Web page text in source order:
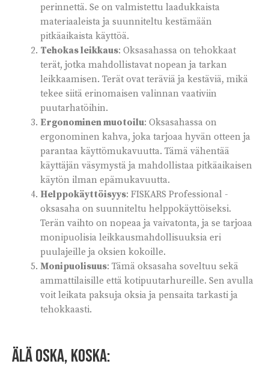
perinnettä. Se on valmistettu laadukkaista
materiaaleista ja suunniteltu kestämään
pitkäaikaista käyttöä.
Tehokas leikkaus: Oksasahassa on tehokkaat
terät, jotka mahdollistavat nopean ja tarkan
leikkaamisen. Terät ovat teräviä ja kestäviä, mikä
tekee siitä erinomaisen valinnan vaativiin
puutarhatöihin.
Ergonominen muotoilu: Oksasahassa on
ergonominen kahva, joka tarjoaa hyvän otteen ja
parantaa käyttömukavuutta. Tämä vähentää
käyttäjän väsymystä ja mahdollistaa pitkäaikaisen
käytön ilman epämukavuutta.
Helppokäyttöisyys: FISKARS Professional -
oksasaha on suunniteltu helppokäyttöiseksi.
Terän vaihto on nopeaa ja vaivatonta, ja se tarjoaa
monipuolisia leikkausmahdollisuuksia eri
puulajeille ja oksien kokoille.
Monipuolisuus: Tämä oksasaha soveltuu sekä
ammattilaisille että kotipuutarhureille. Sen avulla
voit leikata paksuja oksia ja pensaita tarkasti ja
tehokkaasti.
Älä oska, koska: